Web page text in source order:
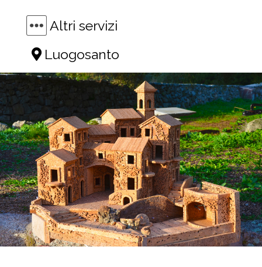
Altri servizi
Luogosanto